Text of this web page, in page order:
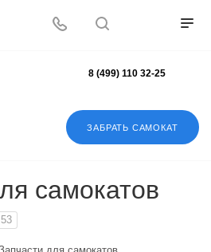
ЗАБРАТЬ САМОКАТ
8 (499) 110 32-25
самокатов
53